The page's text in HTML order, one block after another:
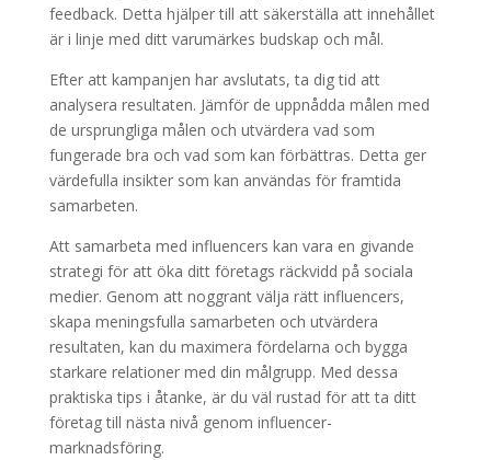
feedback. Detta hjälper till att säkerställa att innehållet
är i linje med ditt varumärkes budskap och mål.
Efter att kampanjen har avslutats, ta dig tid att
analysera resultaten. Jämför de uppnådda målen med
de ursprungliga målen och utvärdera vad som
fungerade bra och vad som kan förbättras. Detta ger
värdefulla insikter som kan användas för framtida
samarbeten.
Att samarbeta med influencers kan vara en givande
strategi för att öka ditt företags räckvidd på sociala
medier. Genom att noggrant välja rätt influencers,
skapa meningsfulla samarbeten och utvärdera
resultaten, kan du maximera fördelarna och bygga
starkare relationer med din målgrupp. Med dessa
praktiska tips i åtanke, är du väl rustad för att ta ditt
företag till nästa nivå genom influencer-
marknadsföring.